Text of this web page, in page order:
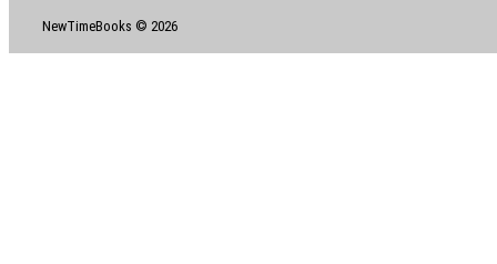
NewTimeBooks © 2026